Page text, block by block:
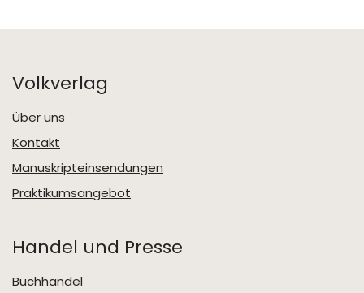
Volkverlag
Über uns
Kontakt
Manuskripteinsendungen
Praktikumsangebot
Handel und Presse
Buchhandel